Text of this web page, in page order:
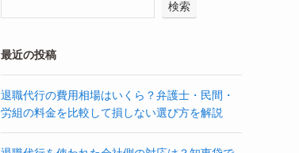
検索
最近の投稿
退職代行の費用相場はいくら？弁護士・民間・
労組の料金を比較して損しない選び方を解説